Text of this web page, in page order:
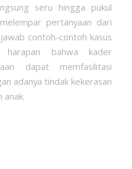
seru hingga pukul
pertanyaan dari
contoh-contoh kasus
harapan bahwa kader
dapat memfasilitasi
adanya tindak kekerasan
anak.